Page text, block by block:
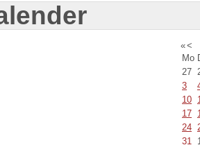
«<
Mo
27
3
10
17
24
31